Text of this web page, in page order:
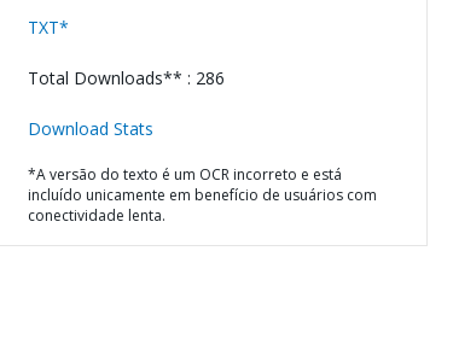
TXT*
Total Downloads** : 286
Download Stats
*A versão do texto é um OCR incorreto e está
incluído unicamente em benefício de usuários com
conectividade lenta.